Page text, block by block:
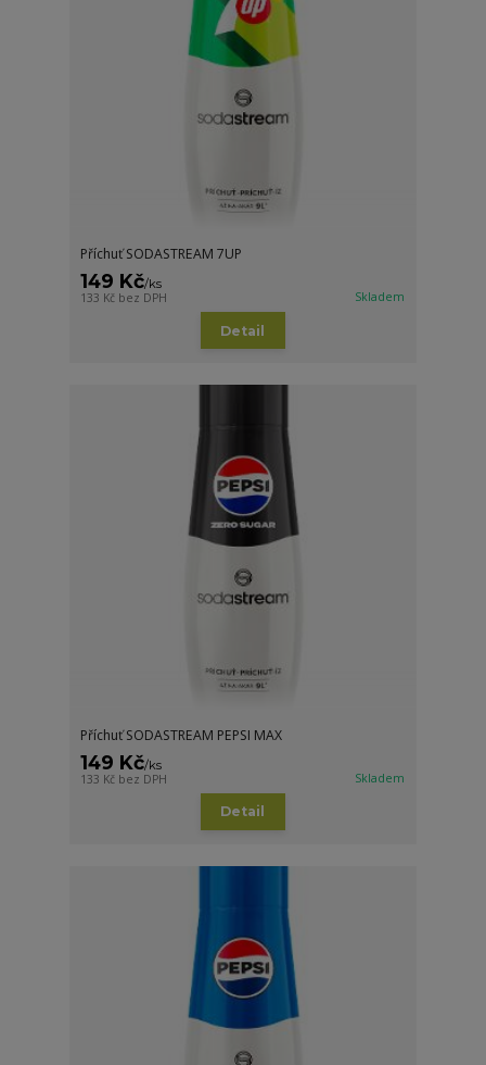
Příchuť SODASTREAM 7UP
149 Kč/ks
133 Kč bez DPH Skladem
Detail
Příchuť SODASTREAM PEPSI MAX
149 Kč/ks
133 Kč bez DPH Skladem
Detail